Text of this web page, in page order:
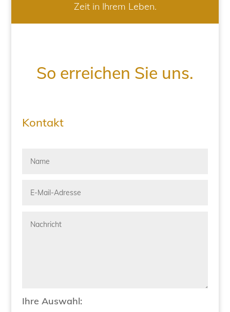
Zeit in Ihrem Leben.
So erreichen Sie uns.
Kontakt
Ihre Auswahl: